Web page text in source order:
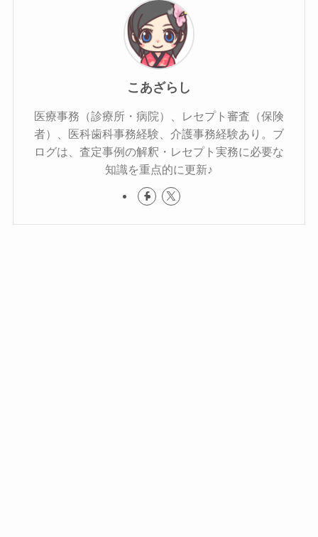
こあざらし
医療事務（診療所・病院）、レセプト審査（保険
者）、医科歯科事務経験、介護事務経験あり。ブ
ログは、査定事例の解釈・レセプト実務に必要な
知識を重点的に更新♪